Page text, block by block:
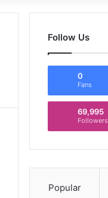
Follow Us
0
Fans
69,995
Followers
Popular